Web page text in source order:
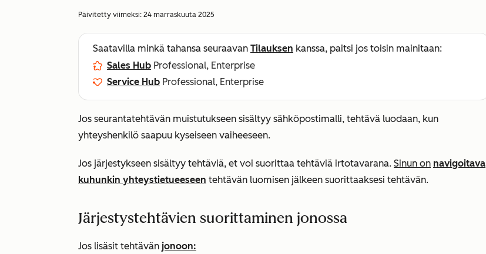
Päivitetty viimeksi: 24 marraskuuta 2025
Saatavilla minkä tahansa seuraavan Tilauksen kanssa, paitsi jos toisin mainitaan:
Sales Hub Professional, Enterprise
Service Hub Professional, Enterprise
Jos seurantatehtävän muistutukseen sisältyy sähköpostimalli, tehtävä luodaan, kun
yhteyshenkilö saapuu kyseiseen vaiheeseen.
Jos järjestykseen sisältyy tehtäviä, et voi suorittaa tehtäviä irtotavarana. Sinun on navigoitava
kuhunkin yhteystietueeseen tehtävän luomisen jälkeen suorittaaksesi tehtävän.
Järjestystehtävien suorittaminen jonossa
Jos lisäsit tehtävän jonoon: